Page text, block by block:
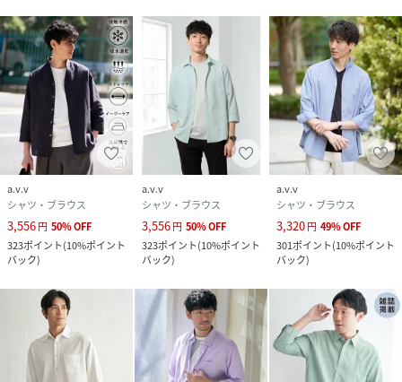
【スタイリング】
シャツハオリとしてシンプルに無地カットソーやフォトTを
インナーにしてあわせるのがオススメ。
ボトムはベーシックなキレイ目であればコードレーンパンツ
のような5ポケットパンツが年齢問わずにサマになるのでお
ススメです。
上品めなスタイルであればスラックス合わせ、カジュアルス
タイルであればタック入りなどのゆとりのあるパンツとあわ
せるとバランスが良いコーディネートができます。
【同素材アイテム】
ポリエステルアサハチブソデスタンドカラーシャツ：
----------------
着用シーズン
春：◎ 夏：◎ 秋：〇 冬：▲
a.v.v
シャツ・ブラウス
3,556円 50%OFF
323ポイント(10%ポイント
バック)
a.v.v
シャツ・ブラウス
3,556円 50%OFF
323ポイント(10%ポイント
バック)
a.v.v
シャツ・ブラウス
3,320円 49%OFF
301ポイント(10%ポイント
バック)